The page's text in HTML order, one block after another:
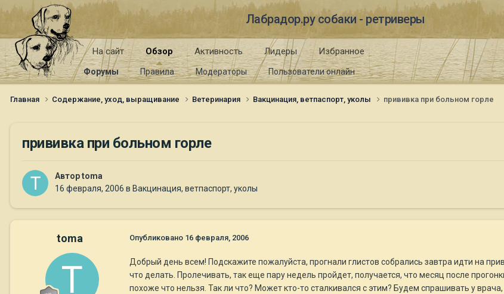
Лабрадор.ру собаки - ретриверы
На сайт Обзор
Форумы Правила Модераторы Пользователи онлайн
Активность Лидеры Избранное
Главная Содержание, уход, выращивание Ветеринария Вакцинация, ветпаспорт, уколы прививка при больном горле
прививка при больном горле
Авторtoma
16 февраля, 2006 в Вакцинация, ветпаспорт, уколы
toma Опубликовано 16 февраля, 2006
Добрый день всем! Подскажите пожалуйста, прогнали глистов собрались завтра идти на
что делать. Пролечивать, так еще пару недель пройдет, получается, что месяц после
похоже что нельзя. Так ли что? Может кто-то сталкивался с этим? Будем спрашивать у